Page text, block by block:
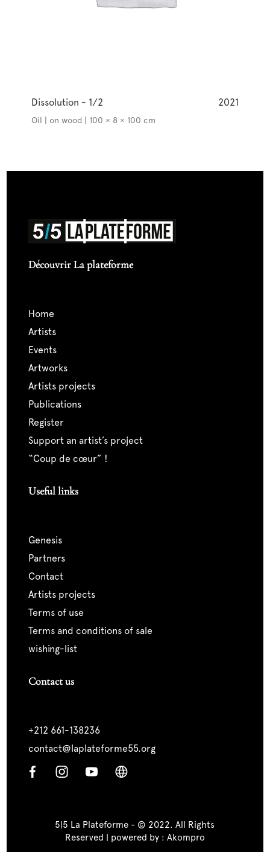
Dissolution - 1/2 2021
Oil | on wood | 100 × 8 × 100 cm
Découvrir La plateforme
home
artists
events
artworks
artists projects
publications
register
support an artist’s project
“coup de cœur” !
Useful links
genesis
partners
contact
artists projects
terms of use
terms and conditions of sale
wishing-list
Contact us
+212 661-138236
contact@laplateforme55.org
5|5 La Plateforme - © 2022. All Rights
Reserved | powered by : Akompro